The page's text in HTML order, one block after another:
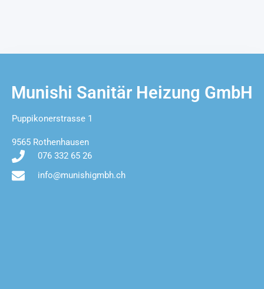
Munishi Sanitär Heizung GmbH
Puppikonerstrasse 1
9565 Rothenhausen
076 332 65 26
info@munishigmbh.ch